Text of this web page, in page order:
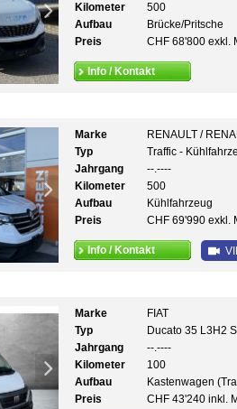
Kilometer
500
Aufbau
Brücke/Pritsche
Preis
CHF 68'800 exkl.
Info / Kontakt
Marke
RENAULT /
Typ
Traffic -
Jahrgang
--.----
Kilometer
500
Aufbau
Kühlfahrzeug
Preis
CHF 69'990 exkl.
Info / Kontakt
Marke
FIAT
Typ
Ducato 35 L3H2
Jahrgang
--.----
Kilometer
100
Aufbau
Kastenwagen
Preis
CHF 43'240 inkl.